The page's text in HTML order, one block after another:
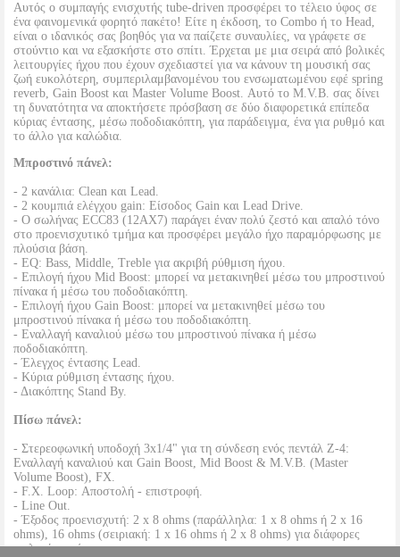
Αυτός ο συμπαγής ενισχυτής tube-driven προσφέρει το τέλειο ύφος σε
ένα φαινομενικά φορητό πακέτο! Είτε η έκδοση, το Combo ή το Head,
είναι ο ιδανικός σας βοηθός για να παίζετε συναυλίες, να γράφετε σε
στούντιο και να εξασκήστε στο σπίτι. Έρχεται με μια σειρά από βολικές
λειτουργίες ήχου που έχουν σχεδιαστεί για να κάνουν τη μουσική σας
ζωή ευκολότερη, συμπεριλαμβανομένου του ενσωματωμένου εφέ spring
reverb, Gain Boost και Master Volume Boost. Αυτό το M.V.B. σας δίνει
τη δυνατότητα να αποκτήσετε πρόσβαση σε δύο διαφορετικά επίπεδα
κύριας έντασης, μέσω ποδοδιακόπτη, για παράδειγμα, ένα για ρυθμό και
το άλλο για καλώδια.
Μπροστινό πάνελ:
- 2 κανάλια: Clean και Lead.
- 2 κουμπιά ελέγχου gain: Είσοδος Gain και Lead Drive.
- Ο σωλήνας ECC83 (12AX7) παράγει έναν πολύ ζεστό και απαλό τόνο
στο προενισχυτικό τμήμα και προσφέρει μεγάλο ήχο παραμόρφωσης με
πλούσια βάση.
- EQ: Bass, Middle, Treble για ακριβή ρύθμιση ήχου.
- Επιλογή ήχου Mid Boost: μπορεί να μετακινηθεί μέσω του μπροστινού
πίνακα ή μέσω του ποδοδιακόπτη.
- Επιλογή ήχου Gain Boost: μπορεί να μετακινηθεί μέσω του
μπροστινού πίνακα ή μέσω του ποδοδιακόπτη.
- Εναλλαγή καναλιού μέσω του μπροστινού πίνακα ή μέσω
ποδοδιακόπτη.
- Έλεγχος έντασης Lead.
- Κύρια ρύθμιση έντασης ήχου.
- Διακόπτης Stand By.
Πίσω πάνελ:
- Στερεοφωνική υποδοχή 3x1/4" για τη σύνδεση ενός πεντάλ Z-4:
Εναλλαγή καναλιού και Gain Boost, Mid Boost & M.V.B. (Master
Volume Boost), FX.
- F.X. Loop: Αποστολή - επιστροφή.
- Line Out.
- Έξοδος προενισχυτή: 2 x 8 ohms (παράλληλα: 1 x 8 ohms ή 2 x 16
ohms), 16 ohms (σειριακή: 1 x 16 ohms ή 2 x 8 ohms) για διάφορες
επιλογές ηχείων.